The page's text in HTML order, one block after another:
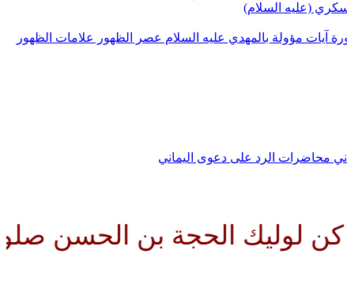
(عليه السلام)
آيات مؤولة بالمهدي عليه السلام عصر الظهور
علامات الظهور
محاضرات الرد على دعوى اليماني
بن الحسن صلواتك عليه